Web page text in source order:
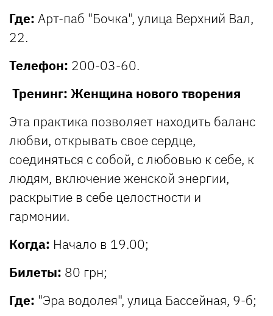
Где: Арт-паб "Бочка", улица Верхний Вал,
22.
Телефон: 200-03-60.
Тренинг: Женщина нового творения
Эта практика позволяет находить баланс
любви, открывать свое сердце,
соединяться с собой, с любовью к себе, к
людям, включение женской энергии,
раскрытие в себе целостности и
гармонии.
Когда: Начало в 19.00;
Билеты: 80 грн;
Где: "Эра водолея", улица Бассейная, 9-б;